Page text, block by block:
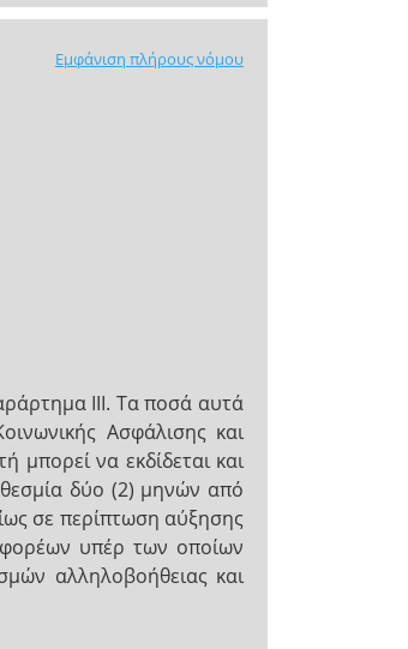
Εμφάνιση πλήρους νόμου
ΙΙΙ. Τα ποσά αυτά
Ασφάλισης και
να εκδίδεται και
δύο (2) μηνών από
σε περίπτωση αύξησης
φορέων υπέρ των οποίων
αλληλοβοήθειας και